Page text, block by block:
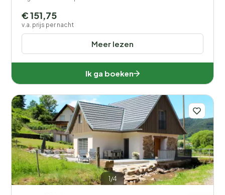
Meer lezen
€ 151,75
v.a. prijs per nacht
Ik ga boeken
1/4